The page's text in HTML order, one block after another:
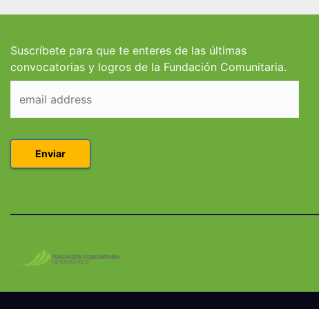
Rico
Suscríbete para que te enteres de las últimas
convocatorias y logros de la Fundación Comunitaria.